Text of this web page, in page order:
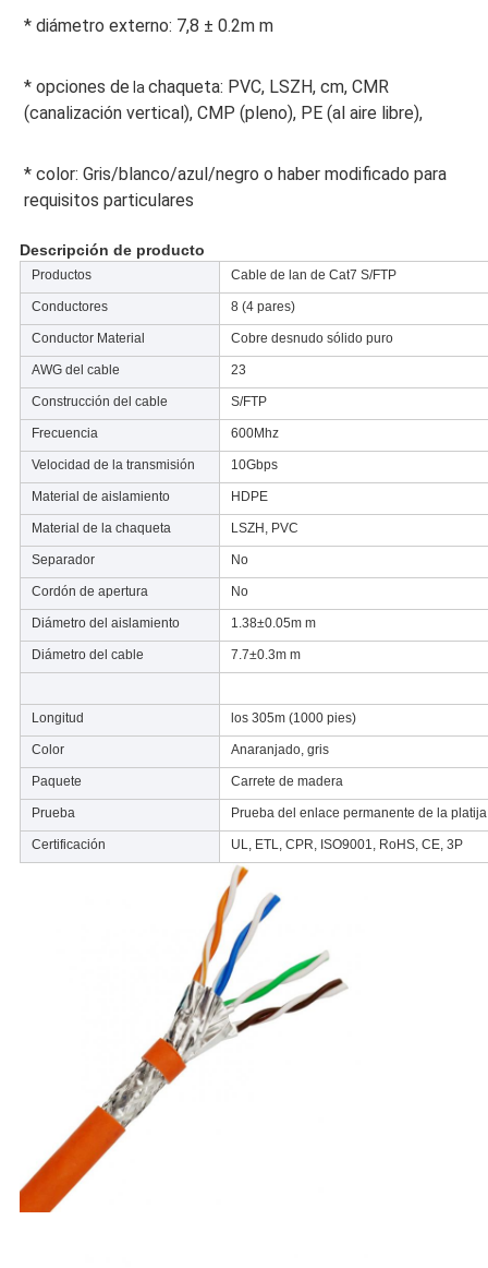
* diámetro externo: 7,8 ± 0.2m m
* opciones de la chaqueta: PVC, LSZH, cm, CMR
(canalización vertical), CMP (pleno), PE (al aire libre),
* color: Gris/blanco/azul/negro o haber modificado para
requisitos particulares
Descripción de producto
Productos Cable de lan de Cat7 S/FTP
Conductores 8 (4 pares)
Conductor Material Cobre desnudo sólido puro
AWG del cable 23
Construcción del cable S/FTP
Frecuencia 600Mhz
Velocidad de la transmisión 10Gbps
Material de aislamiento HDPE
Material de la chaqueta LSZH, PVC
Separador No
Cordón de apertura No
Diámetro del aislamiento 1.38±0.05m m
Diámetro del cable 7.7±0.3m m
Longitud los 305m (1000 pies)
Color Anaranjado, gris
Paquete Carrete de madera
Prueba Prueba del enlace permanente de la
Certificación UL, ETL, CPR, ISO9001, RoHS, CE, 3P